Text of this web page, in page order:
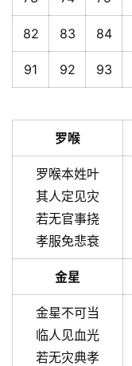
82 83 84
91 92 93
罗喉
罗喉本姓叶
其人定见灾
若无官事挠
孝服免悲衰
金星
金星不可当
临人见血光
若无灾典孝